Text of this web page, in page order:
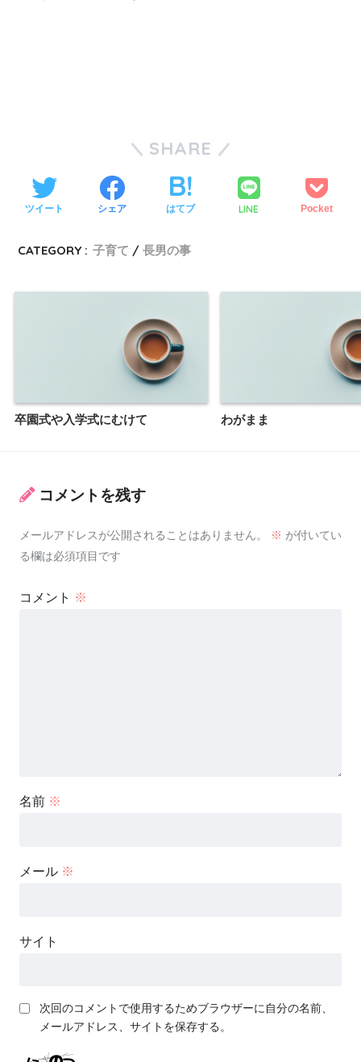
SHARE
ツイート シェア はてブ LINE Pocket
CATEGORY : 子育て 長男の事
卒園式や入学式にむけて わがまま
コメントを残す
メールアドレスが公開されることはありません。 ※ が付いてい
る欄は必須項目です
コメント ※
名前 ※
メール ※
サイト
次回のコメントで使用するためブラウザーに自分の名前、
メールアドレス、サイトを保存する。